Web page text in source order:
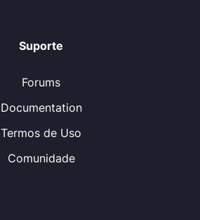
Suporte
Forums
Documentation
Termos de Uso
Comunidade